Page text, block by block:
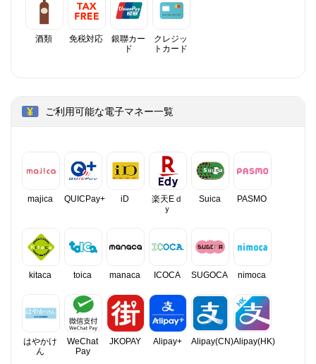
酒類 免税対応
銀聯カー
ド
クレジッ
トカード
ご利用可能な電子マネー一覧
majica QUICPay+ iD
楽天Eｄ
ｙ
Suica PASMO
kitaca toica manaca ICOCA SUGOCA nimoca
はやかけ
ん
WeChat
Pay
JKOPAY Alipay+ Alipay(CN)Alipay(HK)